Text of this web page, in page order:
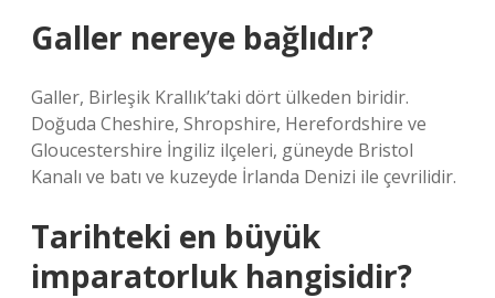
Galler nereye bağlıdır?
Galler, Birleşik Krallık’taki dört ülkeden biridir.
Doğuda Cheshire, Shropshire, Herefordshire ve
Gloucestershire İngiliz ilçeleri, güneyde Bristol
Kanalı ve batı ve kuzeyde İrlanda Denizi ile çevrilidir.
Tarihteki en büyük
imparatorluk hangisidir?